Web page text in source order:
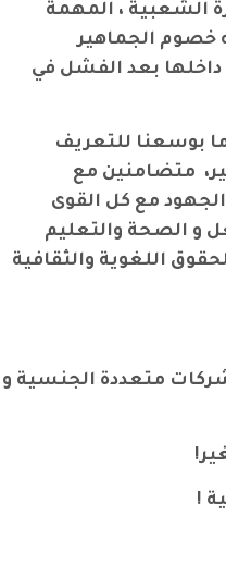
الشعبية ، المهمة
خصوم الجماهير
بعد الفشل في
بوسعنا للتعريف
متضامنين مع
مع كل القوى
و الصحة والتعليم
اللغوية والثقافية
متعددة الجنسية و
!